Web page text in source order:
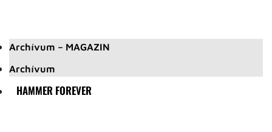
Archívum – MAGAZIN
Archívum
HAMMER FOREVER